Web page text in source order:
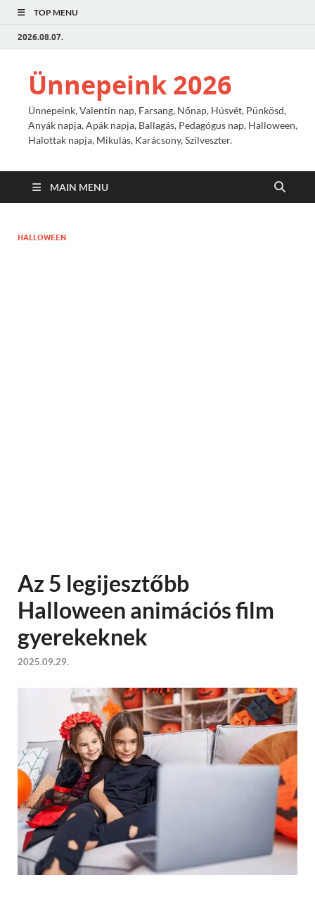
TOP MENU
2026.08.07.
Ünnepeink 2026
Ünnepeink, Valentin nap, Farsang, Nőnap, Húsvét, Pünkösd,
Anyák napja, Apák napja, Ballagás, Pedagógus nap, Halloween,
Halottak napja, Mikulás, Karácsony, Szilveszter.
MAIN MENU
HALLOWEEN
Az 5 legijesztőbb
Halloween animációs film
gyerekeknek
2025.09.29.